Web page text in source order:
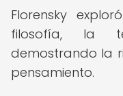
Florensky
filosofía, la
demostrando la
pensamiento.